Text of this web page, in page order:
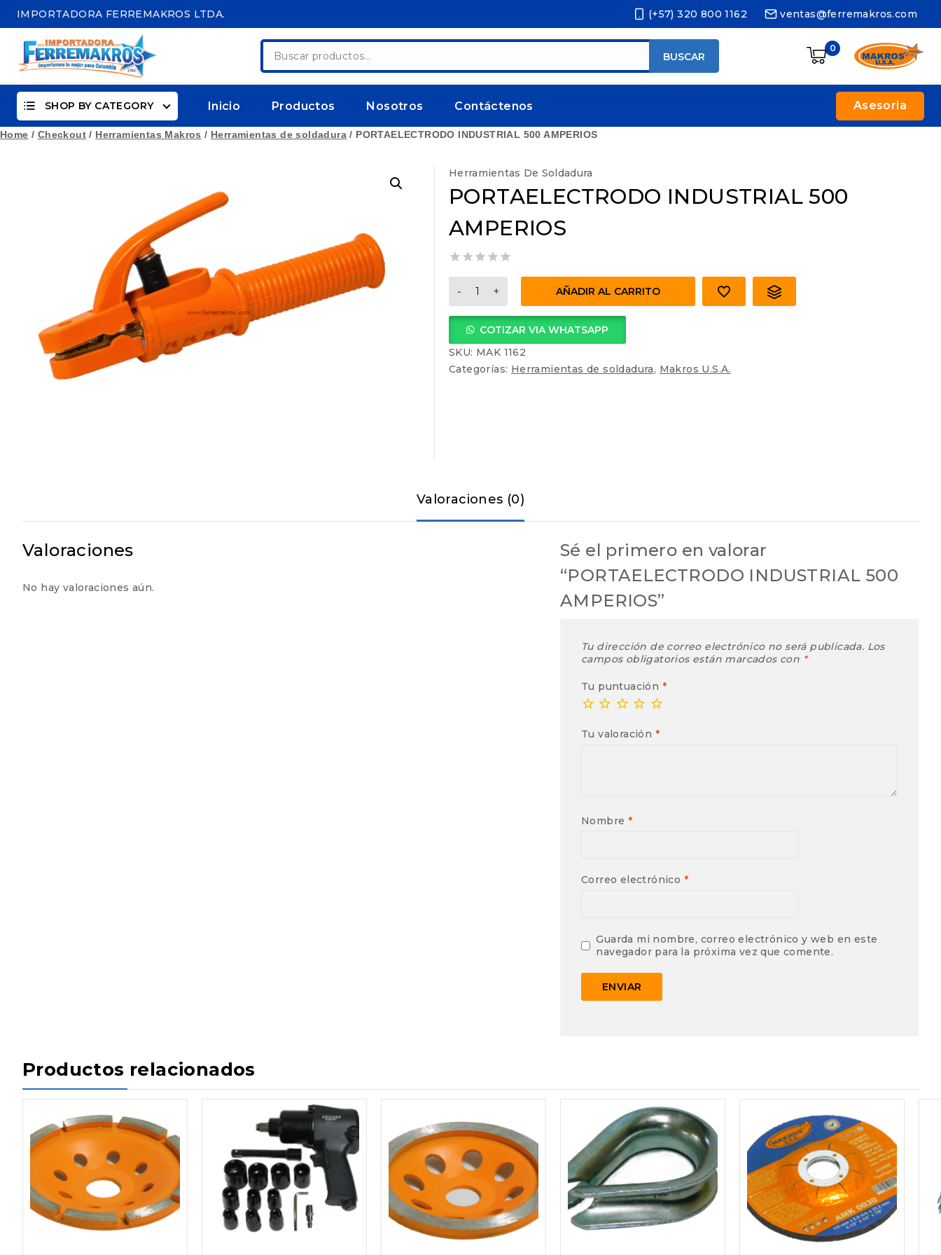
content
IMPORTADORA FERREMAKROS LTDA. (+57) 320 800 1162 ventas@ferremakros.com
Buscar
por:
BUSCAR
0
SHOP BY CATEGORY Inicio Productos Nosotros Contáctenos Asesoria
Home / Checkout / Herramientas Makros / Herramientas de soldadura / PORTAELECTRODO INDUSTRIAL 500 AMPERIOS
Herramientas De Soldadura
PORTAELECTRODO INDUSTRIAL 500
AMPERIOS
0
5
PORTAELECTRODO
500
AMPERIOS
cantidad
AÑADIR AL CARRITO
COTIZAR VIA WHATSAPP
SKU: MAK 1162
Categorías: Herramientas de soldadura, Makros U.S.A.
Valoraciones (0)
Valoraciones
No hay valoraciones aún.
Sé el primero en valorar
“PORTAELECTRODO INDUSTRIAL 500
AMPERIOS”
Tu dirección de correo electrónico no será publicada. Los
campos obligatorios están marcados con *
Tu puntuación *
Tu valoración *
Nombre *
Correo electrónico *
Guarda mi nombre, correo electrónico y web en este
navegador para la próxima vez que comente.
Productos relacionados